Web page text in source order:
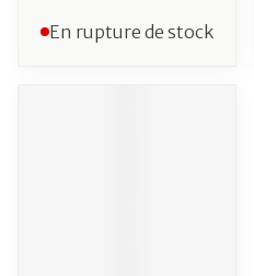
En rupture de stock